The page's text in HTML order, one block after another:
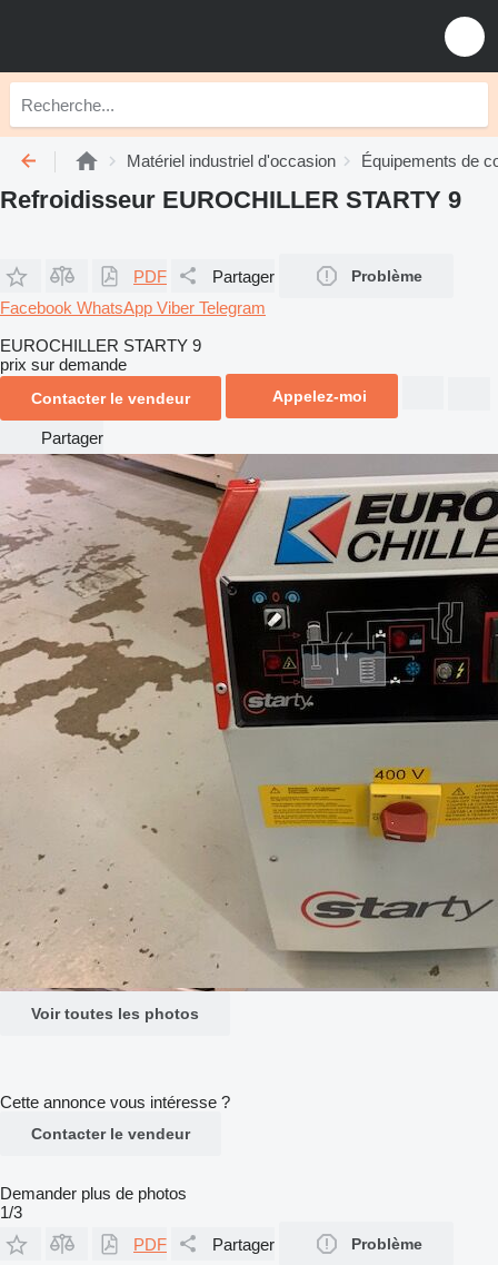
Matériel industriel d'occasion Équipements de
Refroidisseur EUROCHILLER STARTY 9
PDF Partager Problème
Facebook WhatsApp Viber Telegram
EUROCHILLER STARTY 9
prix sur demande
Contacter le vendeur Appelez-moi
Partager
Voir toutes les photos
Cette annonce vous intéresse ?
Contacter le vendeur
Demander plus de photos
1/3
PDF
Partager Problème